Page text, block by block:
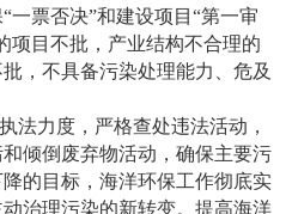
“一票否决”和建设项目 “第一审
项目不批，产业结构不合理的
，不具备污染处理能力、危及
法力度，严格查处违法活动，
倾倒废弃物活动，确保主要污
的目标，海洋环保工作彻底实
治理污染的新转变。提高海洋